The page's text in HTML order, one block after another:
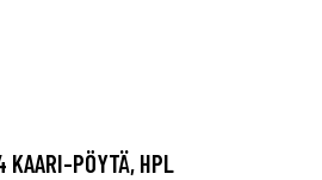
KAARI-PÖYTÄ, HPL